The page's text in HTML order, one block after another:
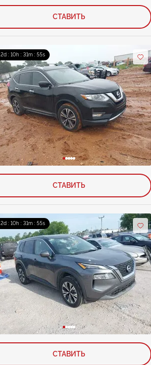
СТАВИТЬ
2d : 10h : 31m : 54s
СТАВИТЬ
2d : 10h : 31m : 54s
СТАВИТЬ